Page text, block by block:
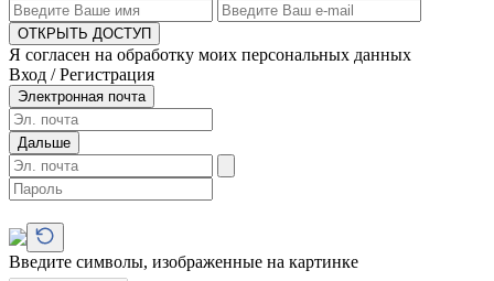
ОТКРЫТЬ ДОСТУП
Я согласен на обработку моих персональных данных
Вход / Регистрация
Электронная почта
Дальше
Введите символы, изображенные на картинке